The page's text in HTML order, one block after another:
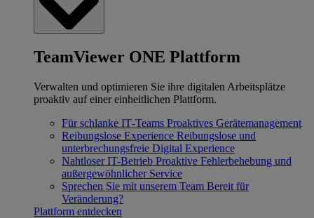
TeamViewer ONE Plattform
Verwalten und optimieren Sie ihre digitalen Arbeitsplätze
proaktiv auf einer einheitlichen Plattform.
Für schlanke IT‐Teams Proaktives Gerätemanagement
Reibungslose Experience Reibungslose und
unterbrechungsfreie Digital Experience
Nahtloser IT-Betrieb Proaktive Fehlerbehebung und
außergewöhnlicher Service
Sprechen Sie mit unserem Team Bereit für
Veränderung?
Plattform entdecken